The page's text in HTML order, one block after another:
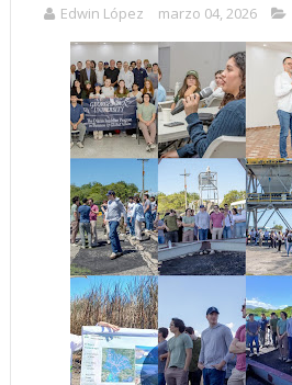
Edwin López marzo 04, 2026